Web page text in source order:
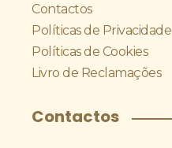
Contactos
Políticas de Privacidade
Políticas de Cookies
Livro de Reclamações
Contactos